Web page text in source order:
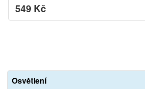
549 Kč
Osvětlení